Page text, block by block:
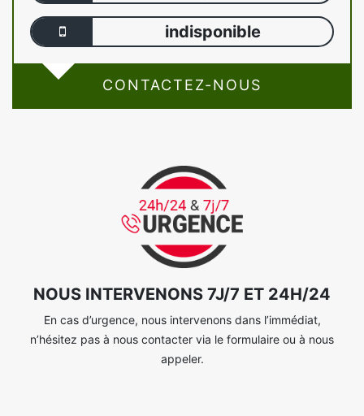
indisponible
CONTACTEZ-NOUS
NOUS INTERVENONS 7J/7 ET 24H/24
En cas d’urgence, nous intervenons dans l’immédiat,
n’hésitez pas à nous contacter via le formulaire ou à nous
appeler.